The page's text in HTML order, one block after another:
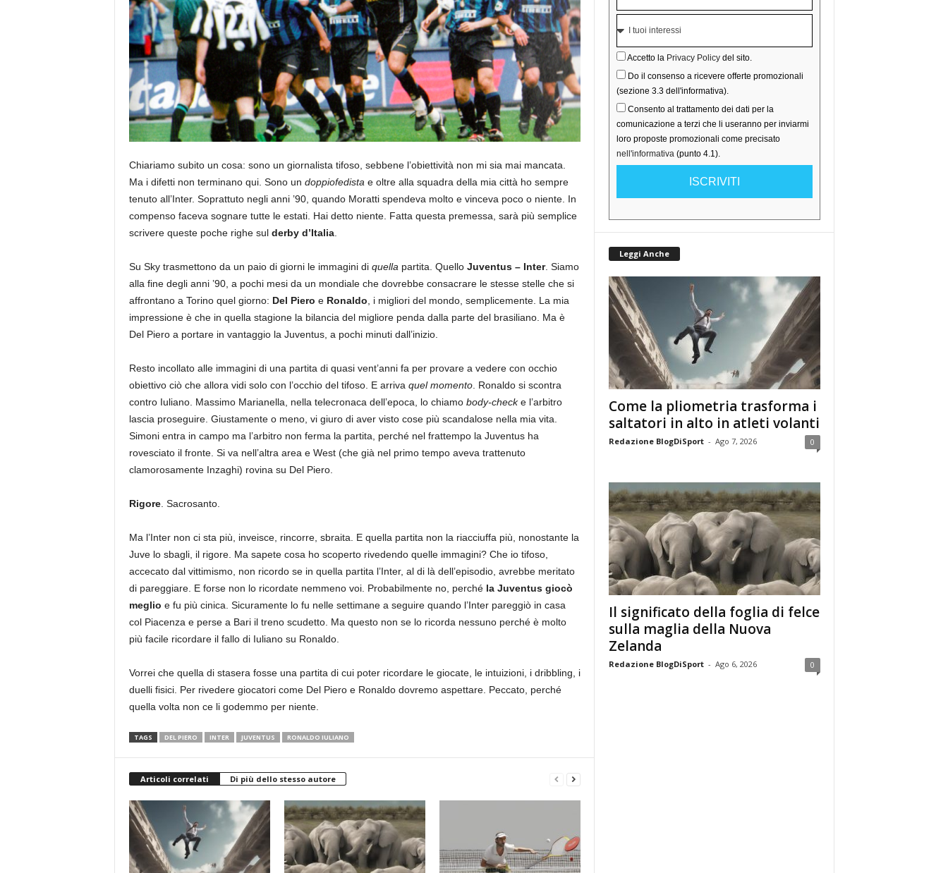
Chiariamo subito un cosa: sono un giornalista tifoso, sebbene l’obiettività non mi sia mai mancata.
Ma i difetti non terminano qui. Sono un doppiofedista e oltre alla squadra della mia città ho sempre
tenuto all’Inter. Soprattuto negli anni ’90, quando Moratti spendeva molto e vinceva poco o niente. In
compenso faceva sognare tutte le estati. Hai detto niente. Fatta questa premessa, sarà più semplice
scrivere queste poche righe sul derby d’Italia.
Su Sky trasmettono da un paio di giorni le immagini di quella partita. Quello Juventus – Inter. Siamo
alla fine degli anni ’90, a pochi mesi da un mondiale che dovrebbe consacrare le stesse stelle che si
affrontano a Torino quel giorno: Del Piero e Ronaldo , i migliori del mondo, semplicemente. La mia
impressione è che in quella stagione la bilancia del migliore penda dalla parte del brasiliano. Ma è
Del Piero a portare in vantaggio la Juventus, a pochi minuti dall’inizio.
Resto incollato alle immagini di una partita di quasi vent’anni fa per provare a vedere con occhio
obiettivo ciò che allora vidi solo con l’occhio del tifoso. E arriva quel momento. Ronaldo si scontra
contro Iuliano. Massimo Marianella, nella telecronaca dell’epoca, lo chiamo body-checke l’arbitro
lascia proseguire. Giustamente o meno, vi giuro di aver visto cose più scandalose nella mia vita.
Simoni entra in campo ma l’arbitro non ferma la partita, perché nel frattempo la Juventus ha
rovesciato il fronte. Si va nell’altra area e West (che già nel primo tempo aveva trattenuto
clamorosamente Inzaghi) rovina su Del Piero.
Rigore. Sacrosanto.
Ma l’Inter non ci sta più, inveisce, rincorre, sbraita. E quella partita non la riacciuffa più, nonostante la
Juve lo sbagli, il rigore. Ma sapete cosa ho scoperto rivedendo quelle immagini? Che io tifoso,
accecato dal vittimismo, non ricordo se in quella partita l’Inter, al di là dell’episodio, avrebbe meritato
di pareggiare. E forse non lo ricordate nemmeno voi. Probabilmente no, perché la Juventus giocò
meglio e fu più cinica. Sicuramente lo fu nelle settimane a seguire quando l’Inter pareggiò in casa
col Piacenza e perse a Bari il treno scudetto. Ma questo non se lo ricorda nessuno perché è molto
più facile ricordare il fallo di Iuliano su Ronaldo.
Vorrei che quella di stasera fosse una partita di cui poter ricordare le giocate, le intuizioni, i dribbling, i
duelli fisici. Per rivedere giocatori come Del Piero e Ronaldo dovremo aspettare. Peccato, perché
quella volta non ce li godemmo per niente.
TAGS DEL PIERO INTER JUVENTUS RONALDO IULIANO
Articoli correlati Di più dello stesso autore
Accetto la Privacy Policydel sito.
Do il consenso a ricevere offerte promozionali
(sezione 3.3 dell'informativa).
Consento al trattamento dei dati per la
comunicazione a terzi che li useranno per inviarmi
loro proposte promozionali come precisato
nell'informativa(punto 4.1).
ISCRIVITI
Leggi Anche
Come la pliometria trasforma i
saltatori in alto in atleti volanti
Redazione BlogDiSport - Ago 7, 2026 0
Il significato della foglia di felce
sulla maglia della Nuova
Zelanda
Redazione BlogDiSport - Ago 6, 2026 0